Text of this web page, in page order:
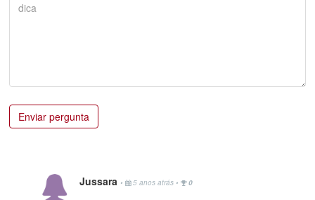
Enviar pergunta
Jussara • 5 anos atrás • 0